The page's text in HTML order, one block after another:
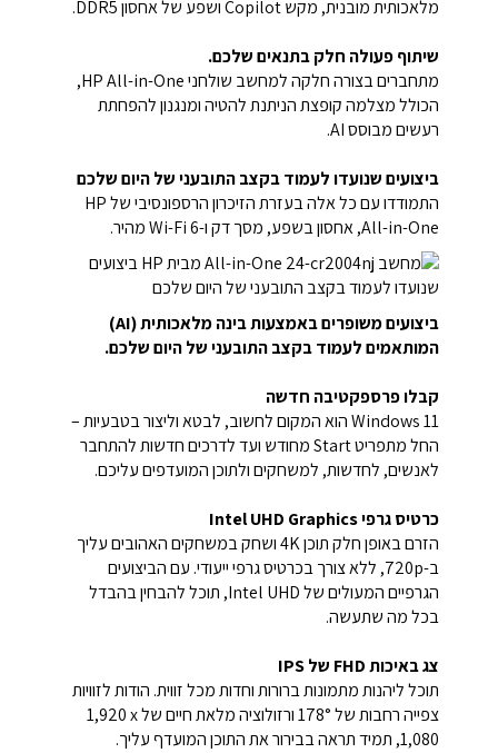
מלאכותית מובנית, מקש Copilot ושפע של אחסון DDR5.
שיתוף פעולה חלק בתנאים שלכם.
מתחברים בצורה חלקה למחשב שולחני HP All-in-One,
הכולל מצלמה קופצת הניתנת להטיה ומנגנון להפחתת
רעשים מבוסס AI.
ביצועים שנועדו לעמוד בקצב התובעני של היום שלכם
התמודדו עם כל אלה בעזרת הזיכרון הרספונסיבי של HP
All-in-One, אחסון בשפע, מסך דק ו-Wi-Fi 6 מהיר.
ביצועים משופרים באמצעות בינה מלאכותית (AI)
המותאמים לעמוד בקצב התובעני של היום שלכם.
קבלו פרספקטיבה חדשה
Windows 11 הוא המקום לחשוב, לבטא וליצור בטבעיות –
החל מתפריט Start מחודש ועד לדרכים חדשות להתחבר
לאנשים, לחדשות, למשחקים ולתוכן המועדפים עליכם.
כרטיס גרפיIntel UHD Graphics ‎
הזרם באופן חלק תוכן 4K ושחק במשחקים האהובים עליך
ב-720p, ללא צורך בכרטיס גרפי ייעודי. עם הביצועים
הגרפיים המעולים של Intel UHD, תוכל להבחין בהבדל
בכל מה שתעשה.
צג באיכות FHD של IPS
תוכל ליהנות מתמונות ברורות וחדות מכל זווית. הודות לזוויות
צפייה רחבות של 178° ורזולוציה מלאת חיים של ‎1,920 x
1,080, תמיד תראה בבירור את התוכן המועדף עליך.